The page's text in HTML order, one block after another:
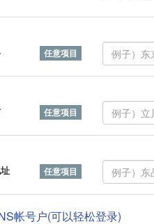
帐号户(可以轻松登录)